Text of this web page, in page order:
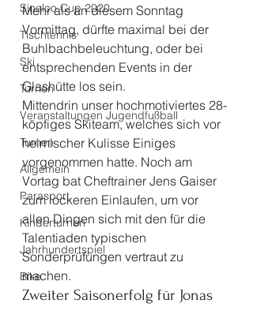
Sinalco Cup 2020
Tischtennis
Ski
Turnen
Veranstaltungen Jugendfußball
Turnen
Allgemein
Parasport
Kinderturnen
Jahrhundertspiel
Bike
Mehr als an diesem Sonntag
Vormittag, dürfte maximal bei der
Buhlbachbeleuchtung, oder bei
entsprechenden Events in der
Glashütte los sein.
Mittendrin unser hochmotiviertes 28-
köpfiges Skiteam, welches sich vor
heimischer Kulisse Einiges
vorgenommen hatte. Noch am
Vortag bat Cheftrainer Jens Gaiser
zum lockeren Einlaufen, um vor
allen Dingen sich mit den für die
Talentiaden typischen
Sonderprüfungen vertraut zu
machen.
Zweiter Saisonerfolg für Jonas